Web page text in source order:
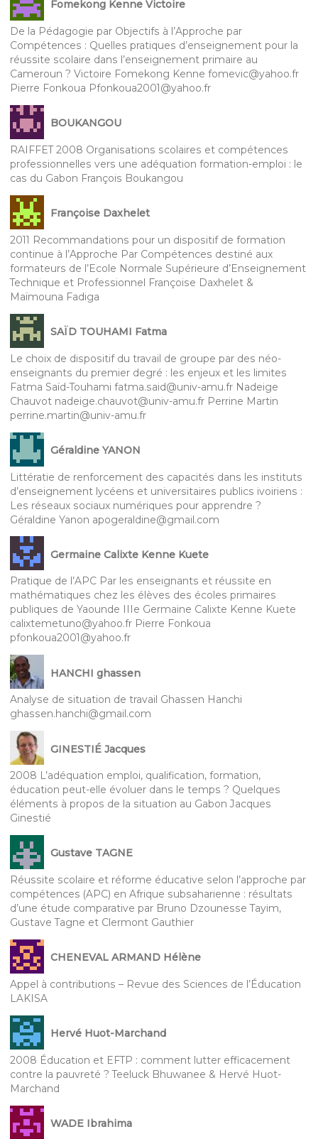
Fomekong Kenne Victoire
De la Pédagogie par Objectifs à l’Approche par
Compétences : Quelles pratiques d’enseignement pour la
réussite scolaire dans l’enseignement primaire au
Cameroun ? Victoire Fomekong Kenne fomevic@yahoo.fr
Pierre Fonkoua Pfonkoua2001@yahoo.fr
BOUKANGOU
RAIFFET 2008 Organisations scolaires et compétences
professionnelles vers une adéquation formation-emploi : le
cas du Gabon François Boukangou
Françoise Daxhelet
2011 Recommandations pour un dispositif de formation
continue à l’Approche Par Compétences destiné aux
formateurs de l’Ecole Normale Supérieure d’Enseignement
Technique et Professionnel Françoise Daxhelet &
Maïmouna Fadiga
SAÏD TOUHAMI Fatma
Le choix de dispositif du travail de groupe par des néo-
enseignants du premier degré : les enjeux et les limites
Fatma Saïd-Touhami fatma.said@univ-amu.fr Nadeige
Chauvot nadeige.chauvot@univ-amu.fr Perrine Martin
perrine.martin@univ-amu.fr
Géraldine YANON
Littératie de renforcement des capacités dans les instituts
d’enseignement lycéens et universitaires publics ivoiriens :
Les réseaux sociaux numériques pour apprendre ?
Géraldine Yanon apogeraldine@gmail.com
Germaine Calixte Kenne Kuete
Pratique de l’APC Par les enseignants et réussite en
mathématiques chez les élèves des écoles primaires
publiques de Yaounde IIIe Germaine Calixte Kenne Kuete
calixtemetuno@yahoo.fr Pierre Fonkoua
pfonkoua2001@yahoo.fr
HANCHI ghassen
Analyse de situation de travail Ghassen Hanchi
ghassen.hanchi@gmail.com
GINESTIÉ Jacques
2008 L’adéquation emploi, qualification, formation,
éducation peut-elle évoluer dans le temps ? Quelques
éléments à propos de la situation au Gabon Jacques
Ginestié
Gustave TAGNE
Réussite scolaire et réforme éducative selon l’approche par
compétences (APC) en Afrique subsaharienne : résultats
d’une étude comparative par Bruno Dzounesse Tayim,
Gustave Tagne et Clermont Gauthier
CHENEVAL ARMAND Hélène
Appel à contributions – Revue des Sciences de l’Éducation
LAKISA
Hervé Huot-Marchand
2008 Éducation et EFTP : comment lutter efficacement
contre la pauvreté ? Teeluck Bhuwanee & Hervé Huot-
Marchand
WADE Ibrahima